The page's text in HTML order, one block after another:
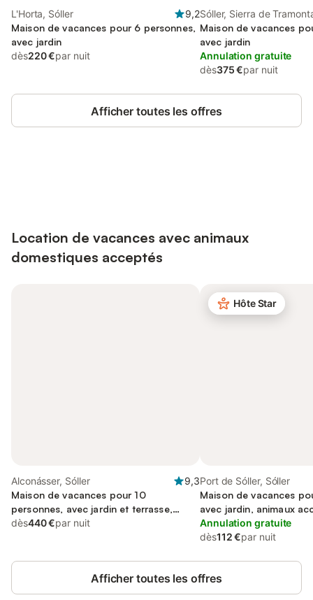
L'Horta, Sóller
9,2
Maison de vacances pour 6 personnes,
avec jardin
dès220 €par nuit
Sóller, Sierra de
Maison de vacances
avec jardin
Annulation gratuite
dès375 €par nuit
Afficher toutes les offres
Location de vacances avec animaux
domestiques acceptés
Alconásser, Sóller
9,3
Maison de vacances pour 10
personnes, avec jardin et terrasse,
animaux acceptés
dès440 €par nuit
Hôte Star
Port de Sóller, Sóller
Maison de vacances
avec jardin, animaux
Annulation gratuite
dès112 €par nuit
Afficher toutes les offres